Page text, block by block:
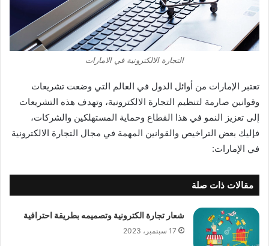
التجارة الالكترونية في الامارات
تعتبر الإمارات من أوائل الدول في العالم التي وضعت تشريعات
وقوانين صارمة لتنظيم التجارة الالكترونية، وتهدف هذه التشريعات
إلى تعزيز النمو في هذا القطاع وحماية المستهلكين والشركات،
فإليك بعض التراخيص والقوانين المهمة في مجال التجارة الالكترونية
في الإمارات:
مقالات ذات صلة
شعار تجارة الكترونية وتصميمه بطريقة احترافية
17 سبتمبر، 2023